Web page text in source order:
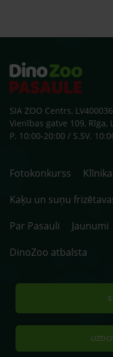
SIA ZOO Centrs,
Vienības gatve 109, Rīga,
P. 10:00-20:00 / S.SV.
Fotokonkurss
Kaķu un suņu
Par Pasauli
Jaunumi
DinoZoo atbalsta